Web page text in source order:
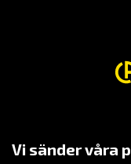
Vi sänder våra